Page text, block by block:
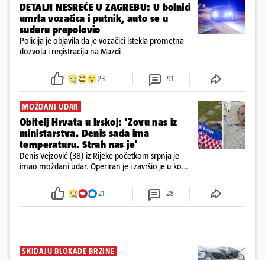
DETALJI NESREĆE U ZAGREBU: U bolnici
umrla vozačica i putnik, auto se u
sudaru prepolovio
Policija je objavila da je vozačici istekla prometna
dozvola i registracija na Mazdi
23 91
MOŽDANI UDAR
Obitelj Hrvata u Irskoj: 'Zovu nas iz
ministarstva. Denis sada ima
temperaturu. Strah nas je'
Denis Vejzović (38) iz Rijeke početkom srpnja je
imao moždani udar. Operiran je i završio je u komi.
tamošnji liječnici ne vjeruju u oporavak: 'Imamo
21 28
SKIDAJU BLOKADE BRZINE